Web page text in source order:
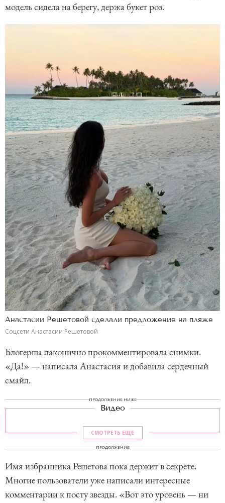
модель сидела на берегу, держа букет роз.
Анастасии Решетовой сделали предложение на пляже
Соцсети Анастасии Решетовой
Блогерша лаконично прокомментировала снимки.
«Да!» — написала Анастасия и добавила сердечный
смайл.
ПРОДОЛЖЕНИЕ НИЖЕ
Видео
СМОТРЕТЬ ЕЩЕ
ПРОДОЛЖЕНИЕ
Имя избранника Решетова пока держит в секрете.
Многие пользователи уже написали интересные
комментарии к посту звезды. «Вот это уровень — ни